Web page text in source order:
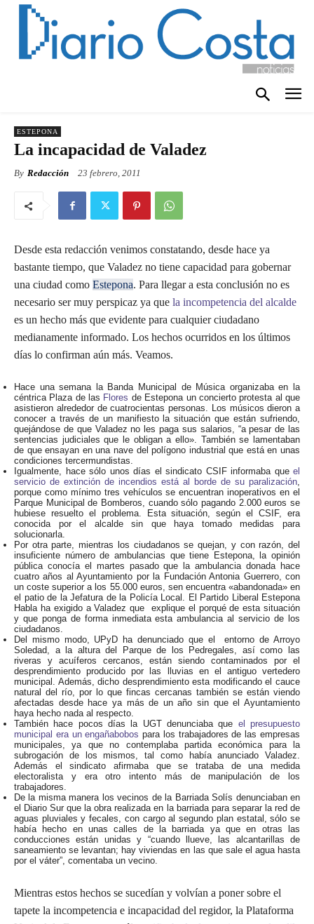
ESTEPONA
La incapacidad de Valadez
By Redacción 23 febrero, 2011
Desde esta redacción venimos constatando, desde hace ya
bastante tiempo, que Valadez no tiene capacidad para gobernar
una ciudad como Estepona. Para llegar a esta conclusión no es
necesario ser muy perspicaz ya que la incompetencia del alcalde
es un hecho más que evidente para cualquier ciudadano
medianamente informado. Los hechos ocurridos en los últimos
días lo confirman aún más. Veamos.
Hace una semana la Banda Municipal de Música organizaba en la
céntrica Plaza de las Flores de Estepona un concierto protesta al que
asistieron alrededor de cuatrocientas personas. Los músicos dieron a
conocer a través de un manifiesto la situación que están sufriendo,
quejándose de que Valadez no les paga sus salarios, “a pesar de las
sentencias judiciales que le obligan a ello». También se lamentaban
de que ensayan en una nave del polígono industrial que está en unas
condiciones tercermundistas.
Igualmente, hace sólo unos días el sindicato CSIF informaba que el
servicio de extinción de incendios está al borde de su paralización,
porque como mínimo tres vehículos se encuentran inoperativos en el
Parque Municipal de Bomberos, cuando sólo pagando 2.000 euros se
hubiese resuelto el problema. Esta situación, según el CSIF, era
conocida por el alcalde sin que haya tomado medidas para
solucionarla.
Por otra parte, mientras los ciudadanos se quejan, y con razón, del
insuficiente número de ambulancias que tiene Estepona, la opinión
pública conocía el martes pasado que la ambulancia donada hace
cuatro años al Ayuntamiento por la Fundación Antonia Guerrero, con
un coste superior a los 55.000 euros, sen encuentra «abandonada» en
el patio de la Jefatura de la Policía Local. El Partido Liberal Estepona
Habla ha exigido a Valadez que explique el porqué de esta situación
y que ponga de forma inmediata esta ambulancia al servicio de los
ciudadanos.
Del mismo modo, UPyD ha denunciado que el entorno de Arroyo
Soledad, a la altura del Parque de los Pedregales, así como las
riveras y acuíferos cercanos, están siendo contaminados por el
desprendimiento producido por las lluvias en el antiguo vertedero
municipal. Además, dicho desprendimiento esta modificando el cauce
natural del río, por lo que fincas cercanas también se están viendo
afectadas desde hace ya más de un año sin que el Ayuntamiento
haya hecho nada al respecto.
También hace pocos días la UGT denunciaba que el presupuesto
municipal era un engañabobos para los trabajadores de las empresas
municipales, ya que no contemplaba partida económica para la
subrogación de los mismos, tal como había anunciado Valadez.
Además el sindicato afirmaba que se trataba de una medida
electoralista y era otro intento más de manipulación de los
trabajadores.
De la misma manera los vecinos de la Barriada Solís denunciaban en
el Diario Sur que la obra realizada en la barriada para separar la red de
aguas pluviales y fecales, con cargo al segundo plan estatal, sólo se
había hecho en unas calles de la barriada ya que en otras las
conducciones están unidas y “cuando llueve, las alcantarillas de
saneamiento se levantan; hay viviendas en las que sale el agua hasta
por el váter”, comentaba un vecino.
Mientras estos hechos se sucedían y volvían a poner sobre el
tapete la incompetencia e incapacidad del regidor, la Plataforma